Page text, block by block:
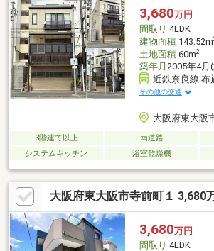
です。リノベでご自身の理想のお家づくりも
を柔軟に組み立てられます♪
3,680万円
間取り 4LDK
建物面積143.52m
土地面積60m2
築年月 2005年4月
近鉄奈良線 布
その他の交通
大阪府東大阪
3階建て以上 南道路
システムキッチン
浴室乾燥機
大阪府東大阪市寺前町１ 3,680
3,680万円
間取り 4LDK